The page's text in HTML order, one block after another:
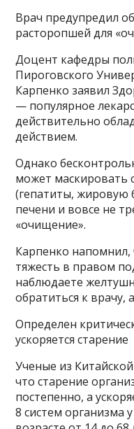
Врач предупредил
расторопшей для
Доцент кафедры
Пироговского
Карпенко заявил
— популярное
действительно
действием.
Однако
может маскировать
(гепатиты, жировую
печени и вовсе не
«очищение».
Карпенко напомнил,
тяжесть в правом
наблюдаете
обратиться к
Определен
ускоряется старение
Ученые из
что старение
постепенно, а
8 систем организма